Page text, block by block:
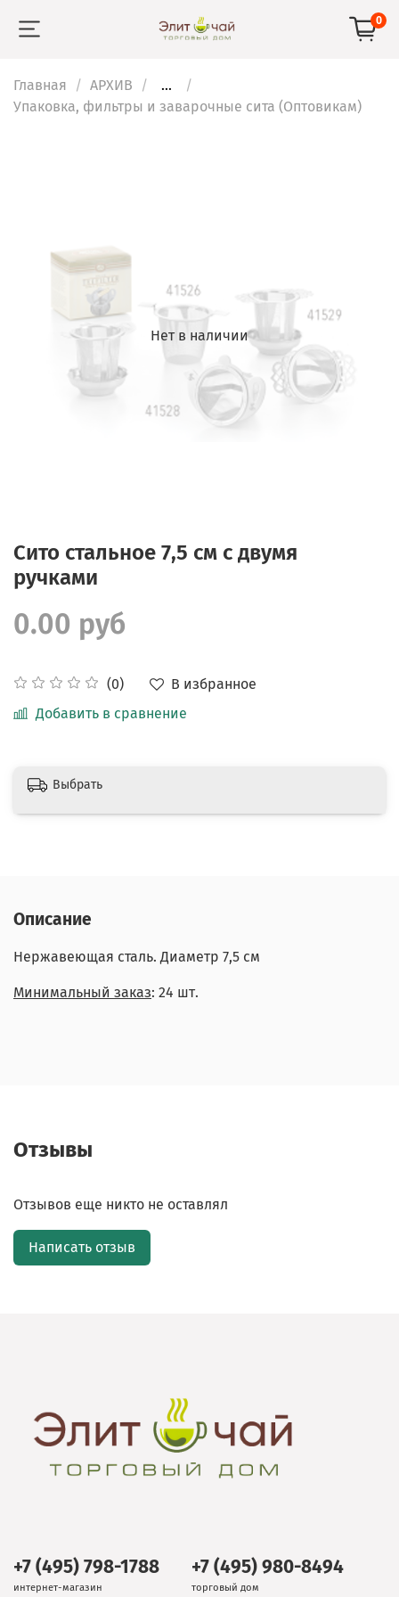
0
Главная АРХИВ
...
Упаковка, фильтры и заварочные сита (Оптовикам)
Нет в наличии
Сито стальное 7,5 см с двумя
ручками
(0)
В избранное
Добавить в сравнение
0.00 руб
Выбрать
Описание
Нержавеющая сталь. Диаметр 7,5 см
Минимальный заказ: 24 шт.
Отзывы
Отзывов еще никто не оставлял
Написать отзыв
+7 (495) 798-1788
интернет-магазин
+7 (495) 980-8494
торговый дом